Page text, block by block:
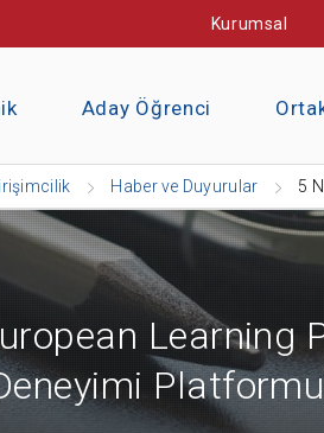
Kurumsal
Aday Öğrenci
Haber ve Duyurular 5
Learning